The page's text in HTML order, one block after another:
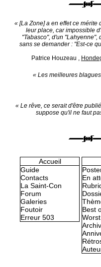
« [La Zone] a en effet ce mérite
leur place, car impossible
"Tabasco", d'un "Lahyenne",
sans se demander : "Est-ce
Patrice Houzeau ,
« Les meilleures
« Le rêve, ce serait d'être
suppose qu'il ne faut
Accueil
Guide
Contacts
La Saint-Con
Forum
Galeries
Foutoir
Erreur 503
En
Best